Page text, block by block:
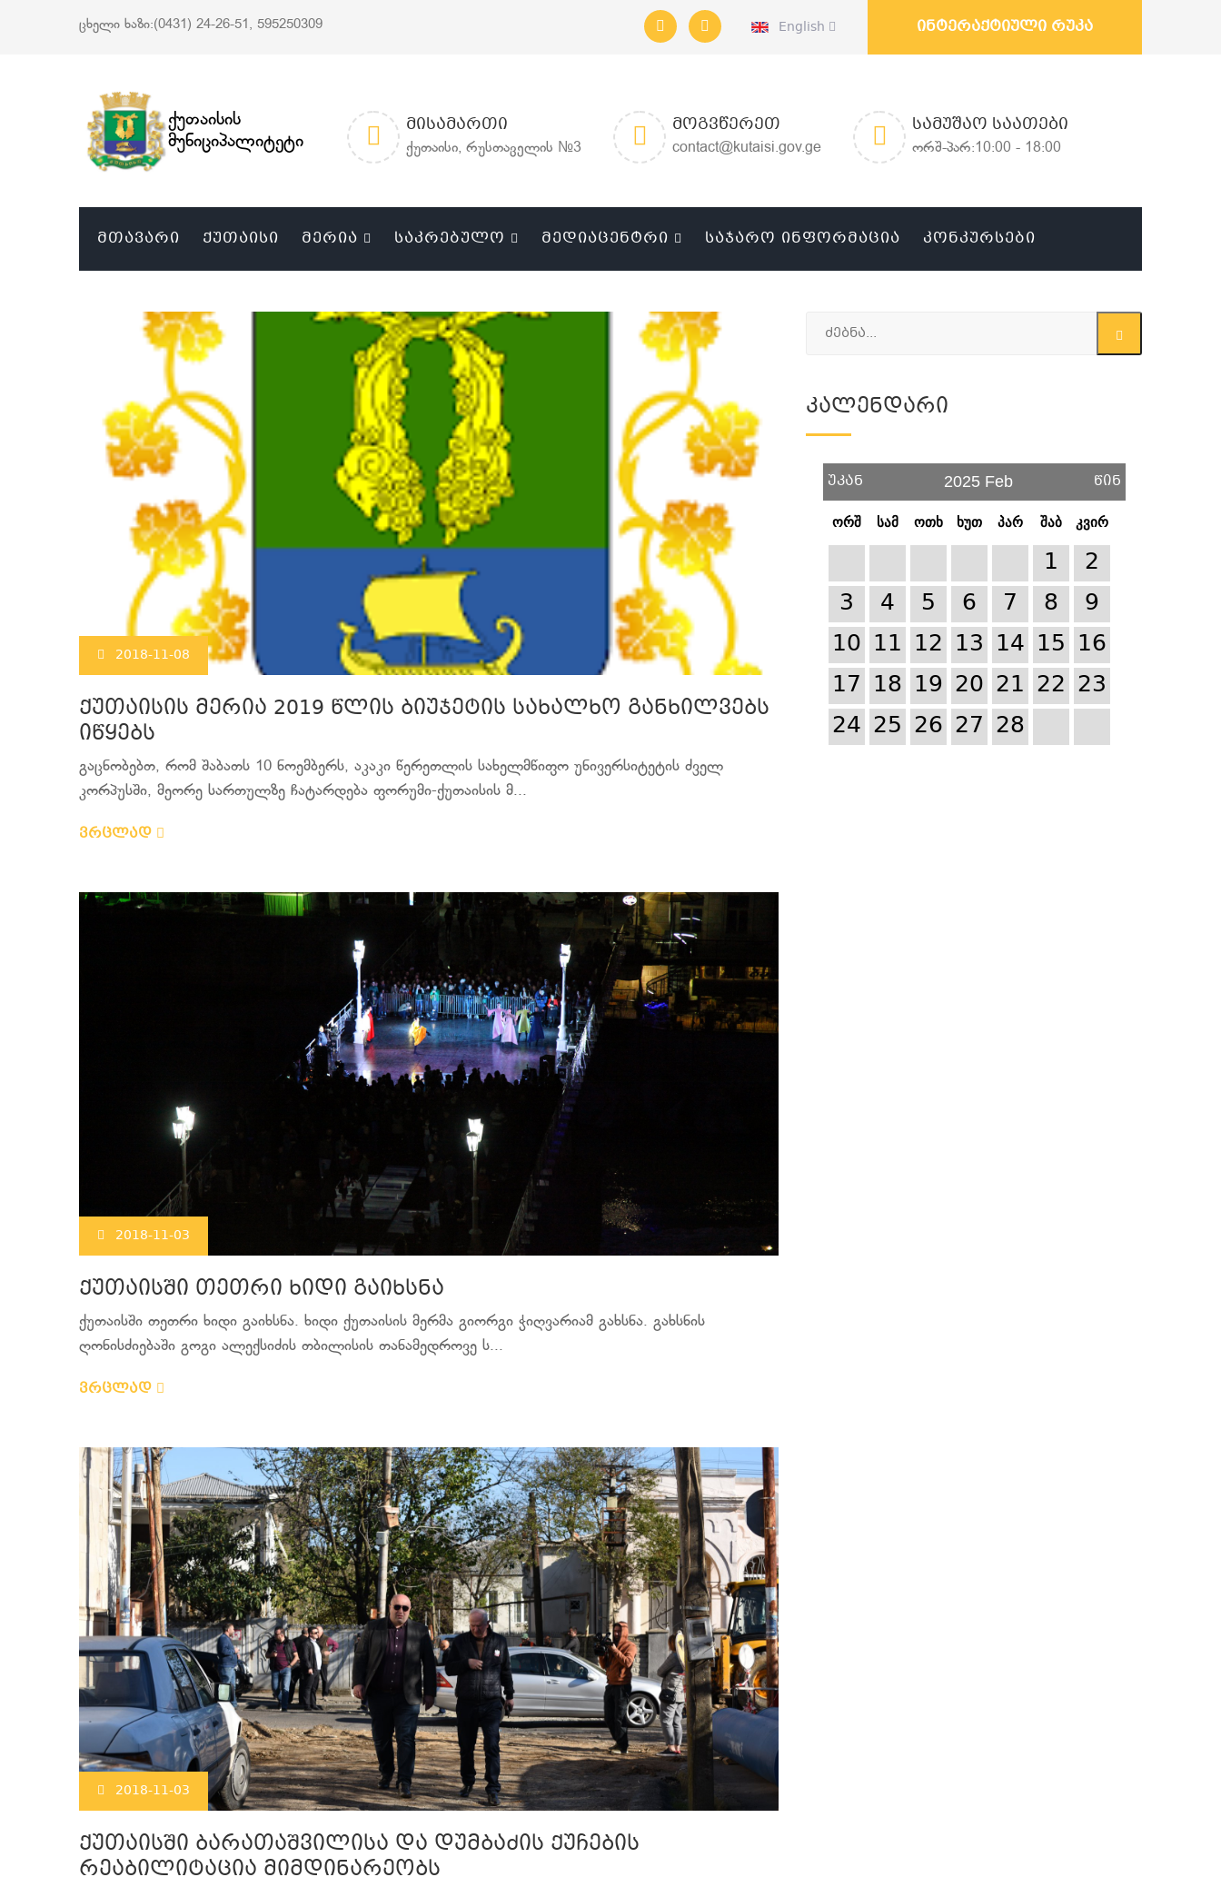
ცხელი ხაზი:(0431) 24-26-51, 595250309 English ინტერაქტიული რუკა
ქუთაისის
მუნიციპალიტეტი
ᲛᲘᲡᲐᲛᲐᲠᲗᲘ
ქუთაისი, რუსთაველის №3
ᲛᲝᲒᲕᲬᲔᲠᲔᲗ
contact@kutaisi.gov.ge
ᲡᲐᲛᲣᲨᲐᲝ ᲡᲐᲐᲗᲔᲑᲘ
ორშ-პარ:10:00 - 18:00
ᲛᲗᲐᲕᲐᲠᲘ ᲥᲣᲗᲐᲘᲡᲘ ᲛᲔᲠᲘᲐ ᲡᲐᲙᲠᲔᲑᲣᲚᲝ ᲛᲔᲓᲘᲐᲪᲔᲜᲢᲠᲘ ᲡᲐᲯᲐᲠᲝ ᲘᲜᲤᲝᲠᲛᲐᲪᲘᲐ ᲙᲝᲜᲙᲣᲠᲡᲔᲑᲘ
2018-11-08
ქუთაისის მერია 2019 წლის ბიუჯეტის სახალხო განხილვებს
იწყებს
გაცნობებთ, რომ შაბათს 10 ნოემბერს, აკაკი წერეთლის სახელმწიფო უნივერსიტეტის ძველ
კორპუსში, მეორე სართულზე ჩატარდება ფორუმი-ქუთაისის მ...
ვრცლად
2018-11-03
ქუთაისში თეთრი ხიდი გაიხსნა
ქუთაისში თეთრი ხიდი გაიხსნა. ხიდი ქუთაისის მერმა გიორგი ჭიღვარიამ გახსნა. გახსნის
ღონისძიებაში გოგი ალექსიძის თბილისის თანამედროვე ს...
ვრცლად
2018-11-03
ქუთაისში ბარათაშვილისა და დუმბაძის ქუჩების
რეაბილიტაცია მიმდინარეობს
Კალენდარი
უკან 2025 Feb წინ
ორშ სამ ოთხ ხუთ პარ შაბ კვირ
1
2
3
4 5 6 7 8
9
10 11 12 13 14 15 16
17 18 19 20 21 22 23
24 25 26 27 28